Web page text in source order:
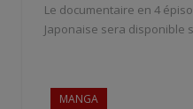
Le documentaire en 4
Japonaise sera disponible
MANGA